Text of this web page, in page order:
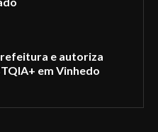
e autoriza
em Vinhedo